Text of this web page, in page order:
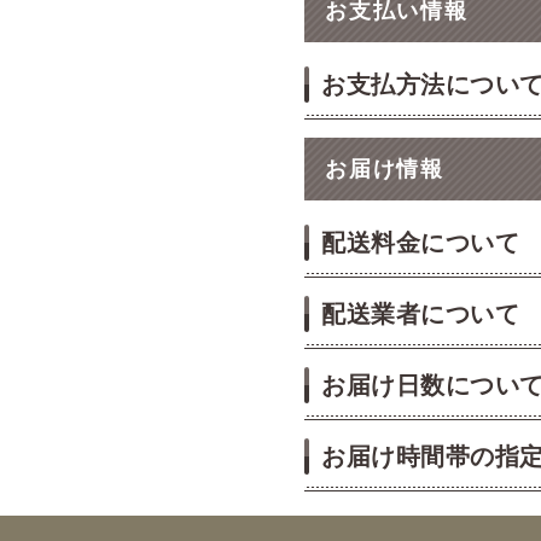
お支払い情報
お支払方法について
お届け情報
配送料金について
配送業者について
お届け日数について
お届け時間帯の指